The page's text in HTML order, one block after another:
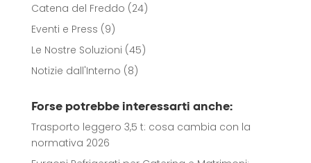
Catena del Freddo (24)
Eventi e Press (9)
Le Nostre Soluzioni (45)
Notizie dall'Interno (8)
Forse potrebbe interessarti anche:
Trasporto leggero 3,5 t: cosa cambia con la
normativa 2026